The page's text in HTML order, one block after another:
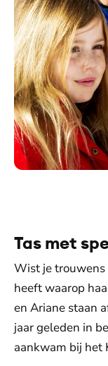
Een lieve foto van
Tas met
Wist je trouwens
heeft waarop
en Ariane staan
jaar geleden in
aankwam bij het